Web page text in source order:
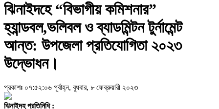
ঝিনাইদহে “বিভাগীয় কমিশনার”
হ্যান্ডবল,ভলিবল ও ব্যাডমিন্টন টুর্নামেন্ট
আন্ত: উপজেলা প্রতিযোগিতা ২০২৩
উদ্ভোধন।
প্রকাশঃ ০৭:৫২:০৬ পূর্বাহ্ন, বুধবার, ৮ ফেব্রুয়ারী ২০২৩
ঝিনাইদহ প্রতিনিধি :